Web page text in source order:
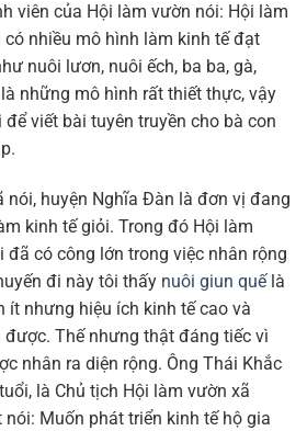
viên của Hội làm vườn nói: Hội làm
nhiều mô hình làm kinh tế đạt
nuôi lươn, nuôi ếch, ba ba, gà,
những mô hình rất thiết thực, vậy
viết bài tuyên truyền cho bà con
huyện Nghĩa Đàn là đơn vị đang
kinh tế giỏi. Trong đó Hội làm
có công lớn trong việc nhân rộng
đi này tôi thấy nuôi giun quếlà
ít nhưng hiệu ích kinh tế cao và
Thế nhưng thật đáng tiếc vì
nhân ra diện rộng. Ông Thái Khắc
là Chủ tịch Hội làm vườn xã
nói: Muốn phát triển kinh tế hộ gia